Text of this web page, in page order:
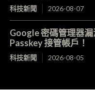
科技新聞 2026-08-07
Google 密碼管理器
Passkey 接管帳戶！
科技新聞 2026-08-05